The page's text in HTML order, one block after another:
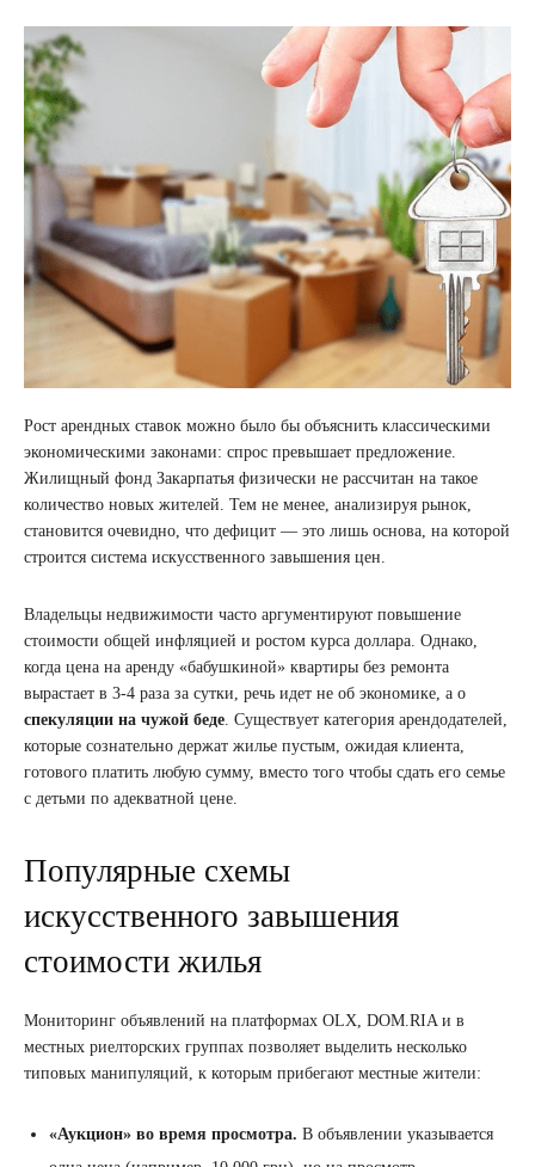
Рост арендных ставок можно было бы объяснить классическими
экономическими законами: спрос превышает предложение.
Жилищный фонд Закарпатья физически не рассчитан на такое
количество новых жителей. Тем не менее, анализируя рынок,
становится очевидно, что дефицит — это лишь основа, на которой
строится система искусственного завышения цен.
Владельцы недвижимости часто аргументируют повышение
стоимости общей инфляцией и ростом курса доллара. Однако,
когда цена на аренду «бабушкиной» квартиры без ремонта
вырастает в 3-4 раза за сутки, речь идет не об экономике, а о
спекуляции на чужой беде. Существует категория арендодателей,
которые сознательно держат жилье пустым, ожидая клиента,
готового платить любую сумму, вместо того чтобы сдать его семье
с детьми по адекватной цене.
Популярные схемы
искусственного завышения
стоимости жилья
Мониторинг объявлений на платформах OLX, DOM.RIA и в
местных риелторских группах позволяет выделить несколько
типовых манипуляций, к которым прибегают местные жители:
«Аукцион» во время просмотра. В объявлении указывается